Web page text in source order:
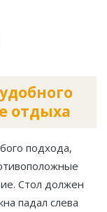
отдыха
подхода,
Стол должен
падал слева